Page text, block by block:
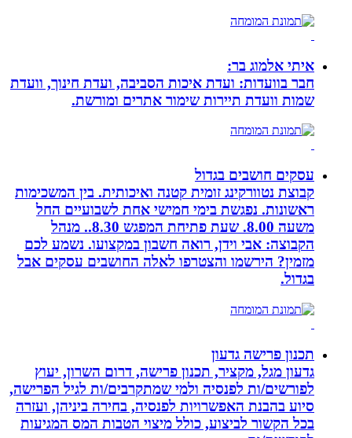
איתי אלמוג בר:
חבר בוועדות: ועדת איכות הסביבה, ועדת חינוך, וועדת
שמות וועדת תיירות שימור אתרים ומורשת.
עסקים חושבים בגדול
קבוצת נטוורקינג זומית קטנה ואיכותית. בין המשכימות
ראשונות. נפגשת בימי חמישי אחת לשבועיים החל
משעה 8.00. שעת פתיחת המפגש 8.30.. מנהל
הקבוצה: אבי וידן, רואה חשבון במקצועו. נשמע לכם
מזמין? הירשמו והצטרפו לאלה החושבים עסקים אבל
בגדול.
תכנון פרישה גדעון
גדעון מגל, מקציר, תכנון פרישה, דרום השרון, יעוץ
לפורשים/ות לפנסיה ולמי שמתקרבים/ות לגיל הפרישה,
סיוע בהבנת האפשרויות לפנסיה, בחירה ביניהן, ועזרה
בכל הקשור לביצוע, כולל מיצוי הטבות המס המגיעות